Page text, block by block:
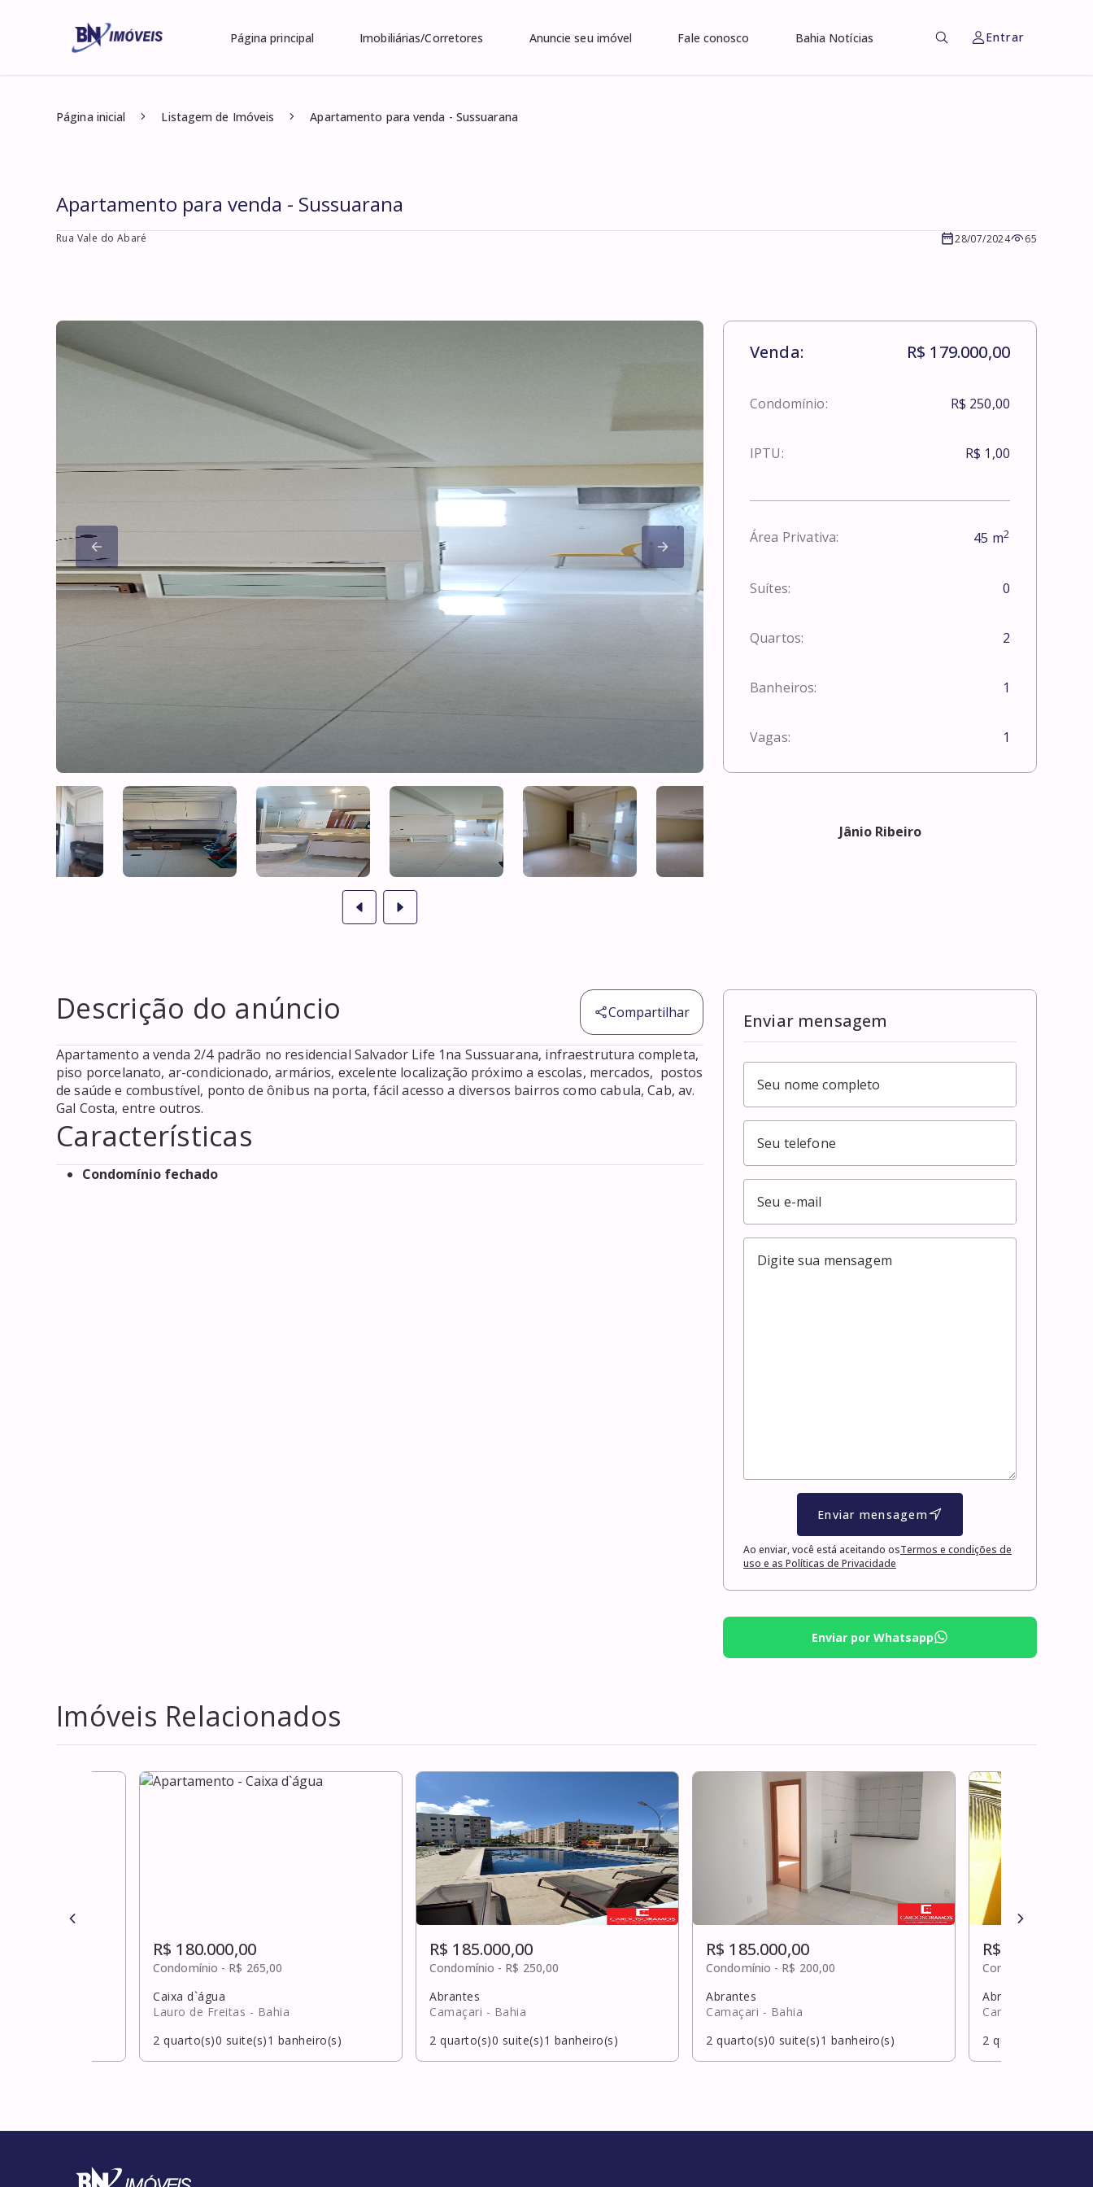
Página principal Imobiliárias/Corretores Anuncie seu imóvel Fale conosco Bahia Notícias Entrar
Página inicial Listagem de Imóveis Apartamento para venda - Sussuarana
Apartamento para venda - Sussuarana
Rua Vale do Abaré 28/07/2024 65
Venda: R$ 179.000,00
Condomínio: R$ 250,00
IPTU: R$ 1,00
Área Privativa: 45 m2
Suítes: 0
Quartos: 2
Banheiros: 1
Vagas: 1
Jânio Ribeiro
Descrição do anúncio Compartilhar
Apartamento a venda 2/4 padrão no residencial Salvador Life 1na Sussuarana, infraestrutura completa,
piso porcelanato, ar-condicionado, armários, excelente localização próximo a escolas, mercados,  postos
de saúde e combustível, ponto de ônibus na porta, fácil acesso a diversos bairros como cabula, Cab, av.
Gal Costa, entre outros.
Características
Condomínio fechado
Enviar mensagem
Enviar mensagem
Ao enviar, você está aceitando osTermos e condições de
uso e as Políticas de Privacidade
Enviar por Whatsapp
Imóveis Relacionados
R$ 180.000,00
Condomínio - R$ 265,00
Caixa d`água
Lauro de Freitas - Bahia
2 quarto(s)0 suite(s)1 banheiro(s)
R$ 185.000,00
Condomínio - R$ 250,00
Abrantes
Camaçari - Bahia
2 quarto(s)0 suite(s)1 banheiro(s)
R$ 185.000,00
Condomínio - R$ 200,00
Abrantes
Camaçari - Bahia
2 quarto(s)0 suite(s)1 banheiro(s)
R$ 180.000,00
Condomínio -
Abrantes
Camaçari
2 quarto(s)